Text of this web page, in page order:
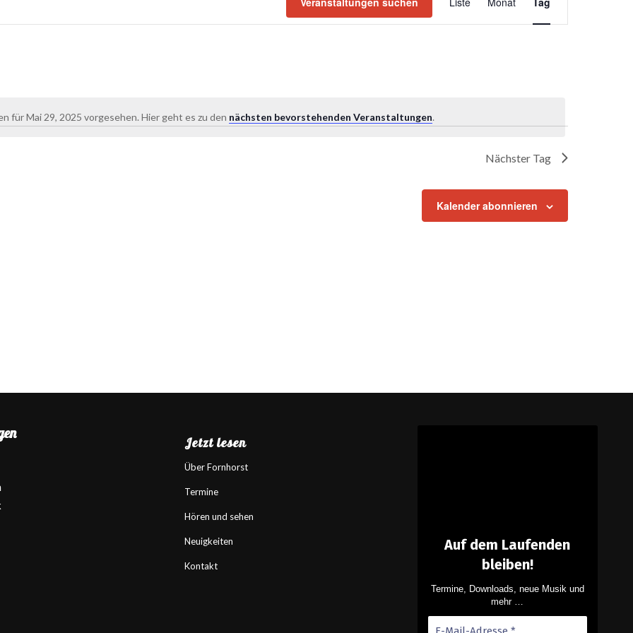
Hinweis
für Mai 29, 2025 vorgesehen. Hier geht es zu den nächsten bevorstehenden Veranstaltungen.
Nächster Tag
Kalender abonnieren
Jetzt lesen
Über Fornhorst
Termine
Hören und sehen
Neuigkeiten
Kontakt
Auf dem Laufenden
bleiben!
Termine, Downloads, neue Musik und
mehr …